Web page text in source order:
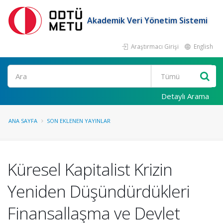
Akademik Veri Yönetim Sistemi
Araştırmacı Girişi English
Ara
Detaylı Arama
ANA SAYFA SON EKLENEN YAYINLAR
Küresel Kapitalist Krizin
Yeniden Düşündürdükleri
Finansallaşma ve Devlet